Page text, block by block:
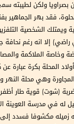
ولكن لطيبته
فقد بهر الجماهير
ويمتلك الشخصية
راضي) إلا انه رغم
وخاصة الملاكمة
المحلة بكرة عبارة
المجاورة وهي محلة
ضربة (شوت) قوية طار
له في مدرسة العوينة
زميله مكشوفا فسدد